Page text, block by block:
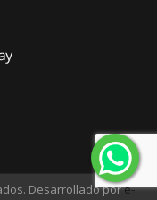
Desarrollado pore-